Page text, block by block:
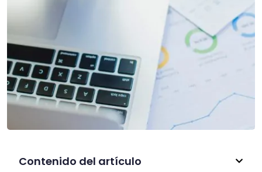
Contenido del artículo